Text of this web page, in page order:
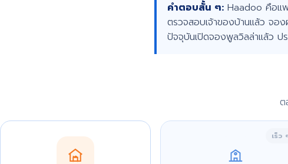
คำตอบสั้น ๆ: Haadoo คือแ
ตรวจสอบเจ้าของบ้านแล้ว จอ
ปัจจุบันเปิดจองพูลวิลล่าแล้ว ป
ต
เร็ว